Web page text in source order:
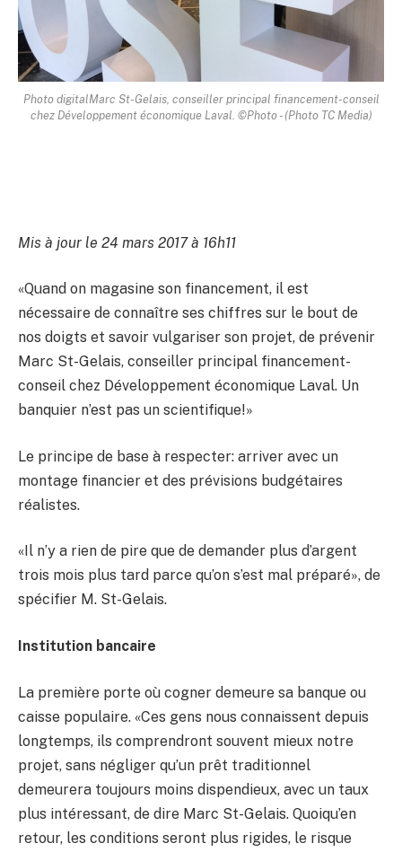
Photo digitalMarc St-Gelais, conseiller principal financement-conseil
chez Développement économique Laval. ©Photo - (Photo TC Media)
Mis à jour le 24 mars 2017 à 16h11
«Quand on magasine son financement, il est
nécessaire de connaître ses chiffres sur le bout de
nos doigts et savoir vulgariser son projet, de prévenir
Marc St-Gelais, conseiller principal financement-
conseil chez Développement économique Laval. Un
banquier n’est pas un scientifique!»
Le principe de base à respecter: arriver avec un
montage financier et des prévisions budgétaires
réalistes.
«Il n’y a rien de pire que de demander plus d’argent
trois mois plus tard parce qu’on s’est mal préparé», de
spécifier M. St-Gelais.
Institution bancaire
La première porte où cogner demeure sa banque ou
caisse populaire. «Ces gens nous connaissent depuis
longtemps, ils comprendront souvent mieux notre
projet, sans négliger qu’un prêt traditionnel
demeurera toujours moins dispendieux, avec un taux
plus intéressant, de dire Marc St-Gelais. Quoiqu’en
retour, les conditions seront plus rigides, le risque